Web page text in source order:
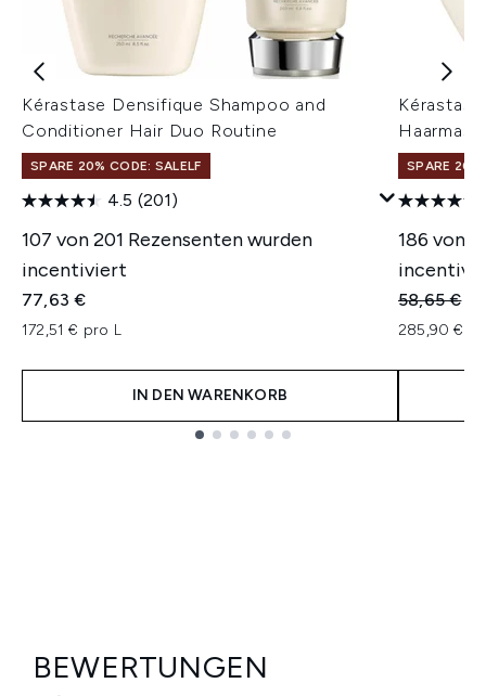
Kérastase Densifique Shampoo and
Conditioner Hair Duo Routine
SPARE 20% CODE: SALELF
4.5 (201)
107 von 201 Rezensenten wurden
incentiviert
77,63 €
172,51 € pro L
IN DEN WARENKORB
SPARE 20%
186 von
58,65 €
285,90 €